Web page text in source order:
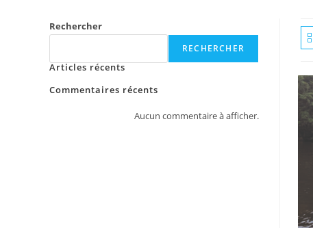
Rechercher
RECHERCHER
Articles récents
Commentaires récents
Aucun commentaire à afficher.